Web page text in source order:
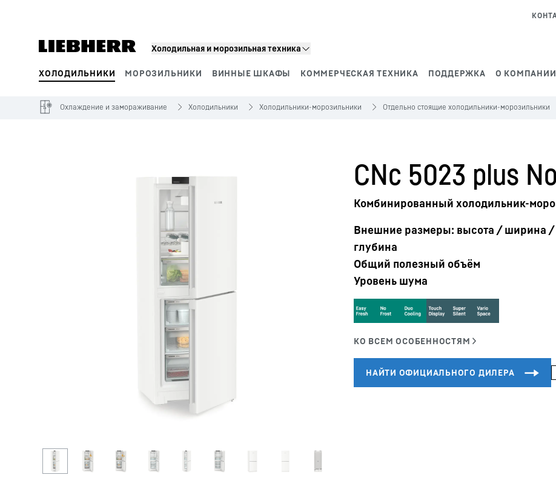
Холодильная и морозильная техника
ХОЛОДИЛЬНИКИ МОРОЗИЛЬНИКИ ВИННЫЕ ШКАФЫ КОММЕРЧЕСКАЯ ТЕХНИКА ПОДДЕРЖКА О КОМПАНИИ
Сегменты продукции
Подробнее о компании Карьера в Liebherr
Охлаждение и замораживание Холодильники Холодильники-морозильники Отдельно стоящие холодильники-морозильники
CNc 5023 plus
Комбинированный холодильник-
Внешние размеры: высота / ширина /
глубина
Общий полезный объём
Уровень шума